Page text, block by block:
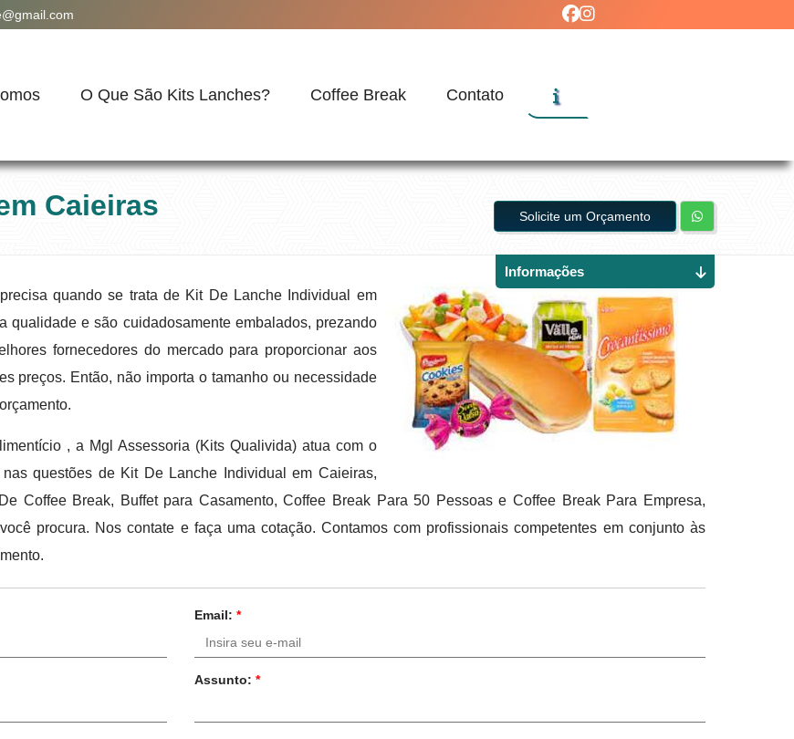
O Que São Kits Lanches? Coffee Break Contato
Caieiras Solicite um Orçamento
quando se trata de Kit De Lanche Individual em
qualidade e são cuidadosamente embalados, prezando
fornecedores do mercado para proporcionar aos
preços. Então, não importa o tamanho ou necessidade
, a Mgl Assessoria (Kits Qualivida) atua com o
questões de Kit De Lanche Individual em Caieiras,
Coffee Break, Buffet para Casamento, Coffee Break Para 50 Pessoas e Coffee Break Para Empresa,
procura. Nos contate e faça uma cotação. Contamos com profissionais competentes em conjunto às
Email: *
Assunto: *
Informações